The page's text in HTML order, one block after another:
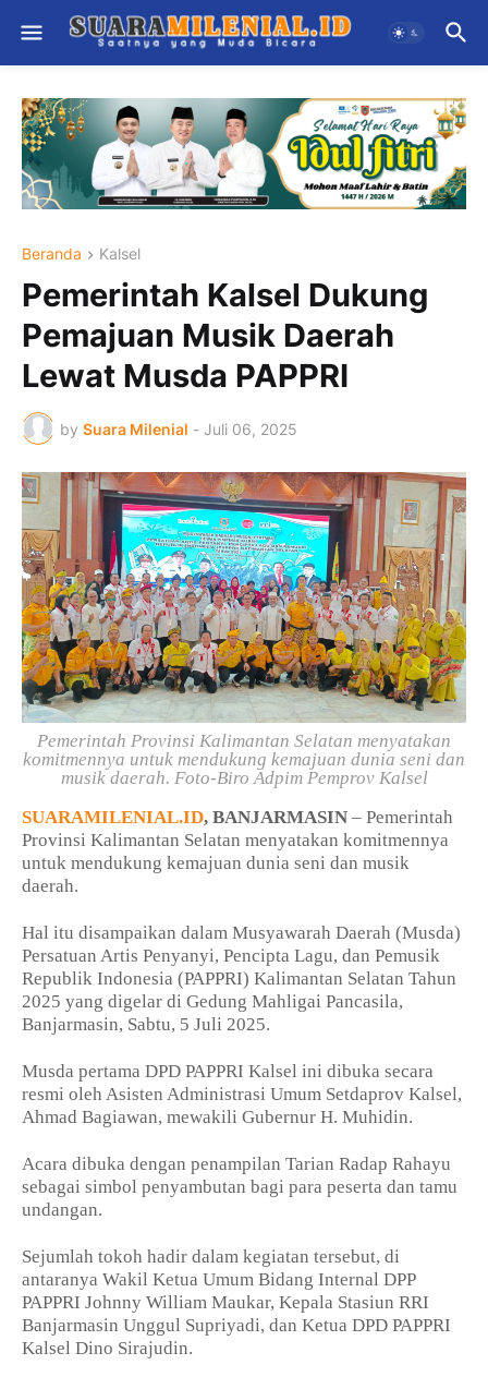
Beranda Kalsel
Pemerintah Kalsel Dukung
Pemajuan Musik Daerah
Lewat Musda PAPPRI
by Suara Milenial - Juli 06, 2025
Pemerintah Provinsi Kalimantan Selatan menyatakan
komitmennya untuk mendukung kemajuan dunia seni dan
musik daerah. Foto-Biro Adpim Pemprov Kalsel
SUARAMILENIAL.ID, BANJARMASIN – Pemerintah
Provinsi Kalimantan Selatan menyatakan komitmennya
untuk mendukung kemajuan dunia seni dan musik
daerah.
Hal itu disampaikan dalam Musyawarah Daerah (Musda)
Persatuan Artis Penyanyi, Pencipta Lagu, dan Pemusik
Republik Indonesia (PAPPRI) Kalimantan Selatan Tahun
2025 yang digelar di Gedung Mahligai Pancasila,
Banjarmasin, Sabtu, 5 Juli 2025.
Musda pertama DPD PAPPRI Kalsel ini dibuka secara
resmi oleh Asisten Administrasi Umum Setdaprov Kalsel,
Ahmad Bagiawan, mewakili Gubernur H. Muhidin.
Acara dibuka dengan penampilan Tarian Radap Rahayu
sebagai simbol penyambutan bagi para peserta dan tamu
undangan.
Sejumlah tokoh hadir dalam kegiatan tersebut, di
antaranya Wakil Ketua Umum Bidang Internal DPP
PAPPRI Johnny William Maukar, Kepala Stasiun RRI
Banjarmasin Unggul Supriyadi, dan Ketua DPD PAPPRI
Kalsel Dino Sirajudin.